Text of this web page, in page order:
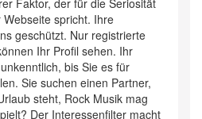
spricht. Ihre
geschützt. Nur registrierte
Ihr Profil sehen. Ihr
bis Sie es für
Sie suchen einen Partner,
steht, Rock Musik mag
Der Interessenfilter macht